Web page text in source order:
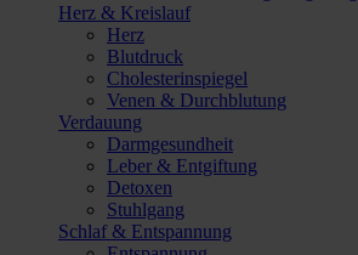
Herz & Kreislauf
Herz
Blutdruck
Cholesterinspiegel
Venen & Durchblutung
Verdauung
Darmgesundheit
Leber & Entgiftung
Detoxen
Stuhlgang
Schlaf & Entspannung